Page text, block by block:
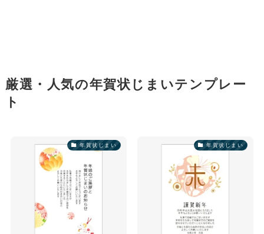
厳選・人気の年賀状じまいテンプレー
ト
年賀状じまい 年賀状じまい